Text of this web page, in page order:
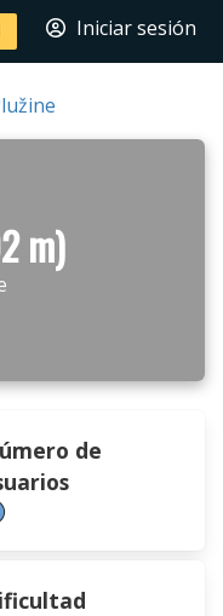
Iniciar sesión
m)
de